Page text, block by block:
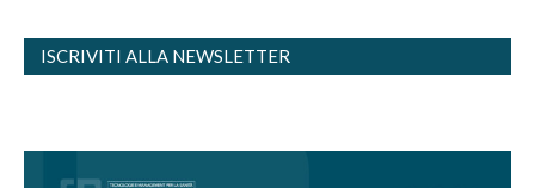
ISCRIVITI ALLA NEWSLETTER